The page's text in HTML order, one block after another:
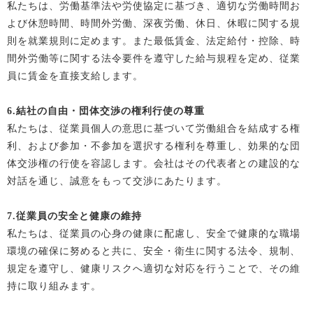
私たちは、労働基準法や労使協定に基づき、適切な労働時間お
よび休憩時間、時間外労働、深夜労働、休日、休暇に関する規
則を就業規則に定めます。また最低賃金、法定給付・控除、時
間外労働等に関する法令要件を遵守した給与規程を定め、従業
員に賃金を直接支給します。
6.結社の自由・団体交渉の権利行使の尊重
私たちは、従業員個人の意思に基づいて労働組合を結成する権
利、および参加・不参加を選択する権利を尊重し、効果的な団
体交渉権の行使を容認します。会社はその代表者との建設的な
対話を通じ、誠意をもって交渉にあたります。
7.従業員の安全と健康の維持
私たちは、従業員の心身の健康に配慮し、安全で健康的な職場
環境の確保に努めると共に、安全・衛生に関する法令、規制、
規定を遵守し、健康リスクへ適切な対応を行うことで、その維
持に取り組みます。